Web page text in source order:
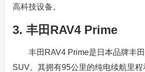
高科技设备。
3. 丰田RAV4 Prime
丰田RAV4 Prime是日本品牌丰
SUV。其拥有95公里的纯电续航里程